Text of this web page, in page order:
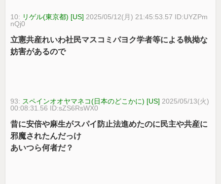
10: リゲル(東京都) [US] 2025/05/12(月) 21:45:53.57 ID:UYZPm
nQj0
立憲共産れいわ社民マスコミパヨク学者等による執拗な
妨害があるので
93: スペインオオヤマネコ(日本のどこかに) [US] 2025/05/13(火)
00:08:31.56 ID:sZS6RsWX0
昔に安倍や麻生がスパイ防止法進めたのに民主や共産に
邪魔されたんだっけ
あいつら何者だ？